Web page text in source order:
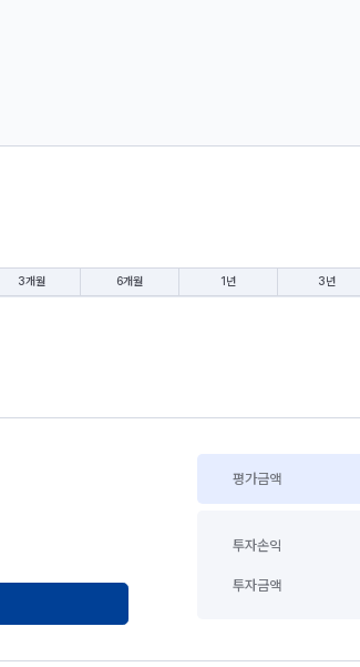
3개월 6개월 1년 3년
평가금액
투자손익
투자금액